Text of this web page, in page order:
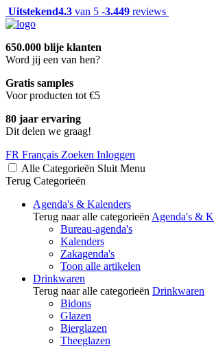
Uitstekend4.3 van 5 -3.449 reviews
650.000 blije klanten
Word jij een van hen?
Gratis samples
Voor producten tot €5
80 jaar ervaring
Dit delen we graag!
FR Français Zoeken Inloggen
Alle Categorieën Sluit Menu
Terug Categorieën
Agenda's & Kalenders
Terug naar alle categorieën Agenda's &
Bureau-agenda's
Kalenders
Zakagenda's
Toon alle artikelen
Drinkwaren
Terug naar alle categorieën Drinkwaren
Bidons
Glazen
Bierglazen
Theeglazen